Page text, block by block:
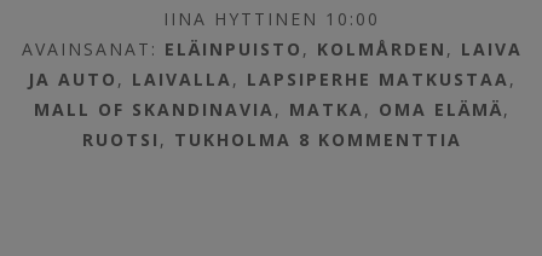
IINA HYTTINEN 10:00
AVAINSANAT: ELÄINPUISTO , KOLMÅRDEN , LAIVA
JA AUTO , LAIVALLA , LAPSIPERHE MATKUSTAA ,
MALL OF SKANDINAVIA , MATKA , OMA ELÄMÄ,
RUOTSI , TUKHOLMA 8 KOMMENTTIA